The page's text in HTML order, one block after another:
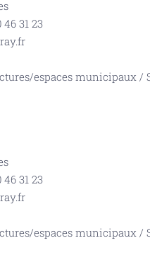
46 31 23
espaces municipaux /
46 31 23
espaces municipaux /